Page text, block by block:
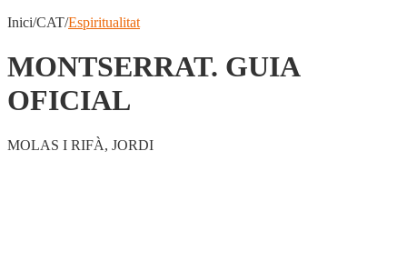
Inici/CAT/Espiritualitat
MONTSERRAT. GUIA
OFICIAL
MOLAS I RIFÀ, JORDI